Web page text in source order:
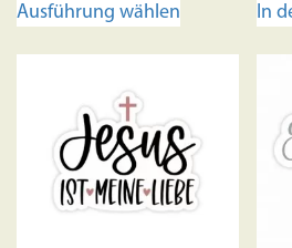
Ausführung wählen
auf.
Die
Optionen
können
In